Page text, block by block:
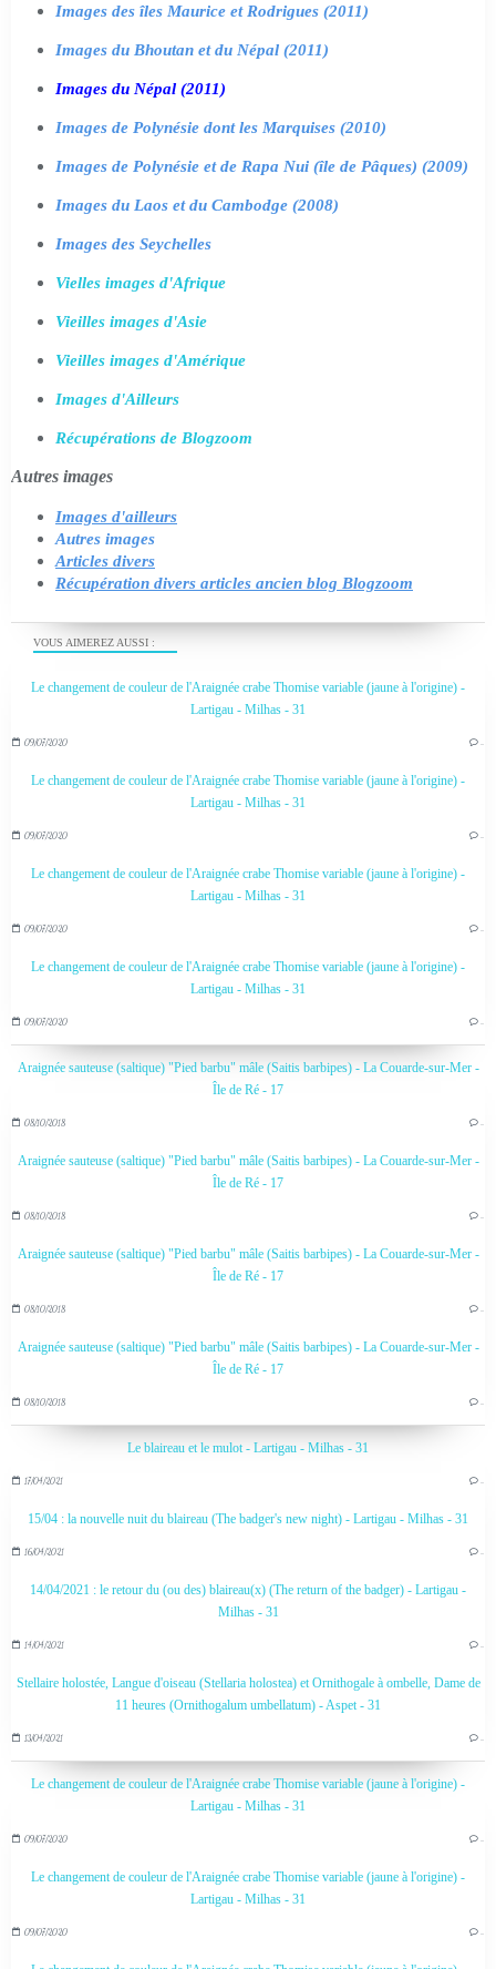
VOUS AIMEREZ AUSSI :
Le changement de couleur de l'Araignée crabe Thomise variable (jaune à l'origine) -
Lartigau - Milhas - 31
09/07/2020 …
Le changement de couleur de l'Araignée crabe Thomise variable (jaune à l'origine) -
Lartigau - Milhas - 31
09/07/2020 …
Le changement de couleur de l'Araignée crabe Thomise variable (jaune à l'origine) -
Lartigau - Milhas - 31
09/07/2020 …
Le changement de couleur de l'Araignée crabe Thomise variable (jaune à l'origine) -
Lartigau - Milhas - 31
09/07/2020 …
Araignée sauteuse (saltique) "Pied barbu" mâle (Saitis barbipes) - La Couarde-sur-Mer -
Île de Ré - 17
08/10/2018 …
Araignée sauteuse (saltique) "Pied barbu" mâle (Saitis barbipes) - La Couarde-sur-Mer -
Île de Ré - 17
08/10/2018 …
Araignée sauteuse (saltique) "Pied barbu" mâle (Saitis barbipes) - La Couarde-sur-Mer -
Île de Ré - 17
08/10/2018 …
Araignée sauteuse (saltique) "Pied barbu" mâle (Saitis barbipes) - La Couarde-sur-Mer -
Île de Ré - 17
08/10/2018 …
Le blaireau et le mulot - Lartigau - Milhas - 31
17/04/2021 …
15/04 : la nouvelle nuit du blaireau (The badger's new night) - Lartigau - Milhas - 31
16/04/2021 …
14/04/2021 : le retour du (ou des) blaireau(x) (The return of the badger) - Lartigau -
Milhas - 31
14/04/2021 …
Stellaire holostée, Langue d'oiseau (Stellaria holostea) et Ornithogale à ombelle, Dame de
11 heures (Ornithogalum umbellatum) - Aspet - 31
13/04/2021 …
Le changement de couleur de l'Araignée crabe Thomise variable (jaune à l'origine) -
Lartigau - Milhas - 31
09/07/2020 …
Le changement de couleur de l'Araignée crabe Thomise variable (jaune à l'origine) -
Lartigau - Milhas - 31
09/07/2020 …
Images des îles Maurice et Rodrigues (2011)
Images du Bhoutan et du Népal (2011)
Images du Népal (2011)
Images de Polynésie dont les Marquises (2010)
Images de Polynésie et de Rapa Nui (île de Pâques) (2009)
Images du Laos et du Cambodge (2008)
Images des Seychelles
Vielles images d'Afrique
Vieilles images d'Asie
Vieilles images d'Amérique
Images d'Ailleurs
Récupérations de Blogzoom
Autres images
Images d'ailleurs
Autres images
Articles divers
Récupération divers articles ancien blog Blogzoom